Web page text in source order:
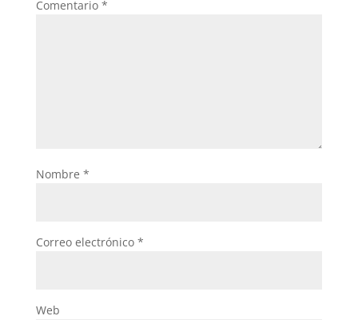
Comentario *
Nombre *
Correo electrónico *
Web